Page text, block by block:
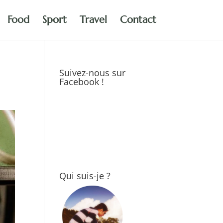
Food Sport Travel Contact
Suivez-nous sur
Facebook !
Qui suis-je ?